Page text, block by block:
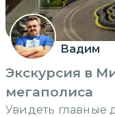
Вадим
Экскурсия в
мегаполиса
Увидеть главные